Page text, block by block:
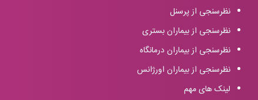
نظرسنجی از پرسنل
نظرسنجی از بیماران بستری
نظرسنجی از بیماران درمانگاه
نظرسنجی از بیماران اورژانس
لینک های مهم